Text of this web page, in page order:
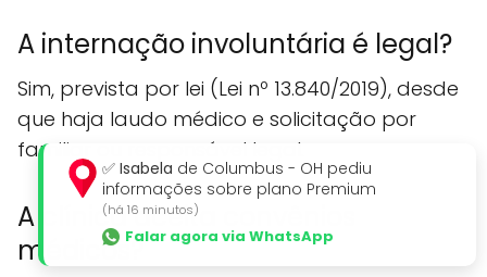
A internação involuntária é legal?
Sim, prevista por lei (Lei nº 13.840/2019), desde
que haja laudo médico e solicitação por
familiar ou responsável legal.
A clínica aceita convênios
médicos?
✅ Isabela de Columbus - OH pediu
informações sobre plano Premium
(há 16 minutos)
Falar agora via WhatsApp